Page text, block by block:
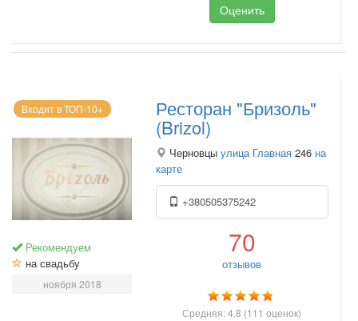
Оценить
Входит в ТОП-10+
Рекомендуем
на свадьбу
ноября 2018
Ресторан "Бризоль"
(Brizol)
Черновцы улица Главная 246 на
карте
+380505375242
70
отзывов
Средняя:4.8 (111 оценок)